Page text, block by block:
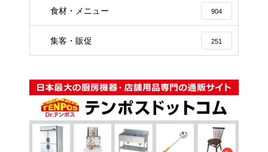
食材・メニュー 904
集客・販促 251